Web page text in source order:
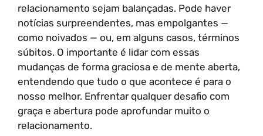
relacionamento sejam balançadas. Pode haver
notícias surpreendentes, mas empolgantes —
como noivados — ou, em alguns casos, términos
súbitos. O importante é lidar com essas
mudanças de forma graciosa e de mente aberta,
entendendo que tudo o que acontece é para o
nosso melhor. Enfrentar qualquer desafio com
graça e abertura pode aprofundar muito o
relacionamento.